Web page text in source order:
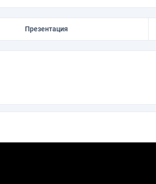
Презентация